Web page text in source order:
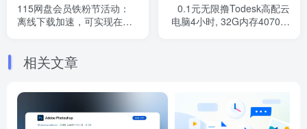
115网盘会员铁粉节活动：
离线下载加速，可实现在线
0.1元无限撸Todesk高配云
电脑4小时, 32G内存4070显
相关文章